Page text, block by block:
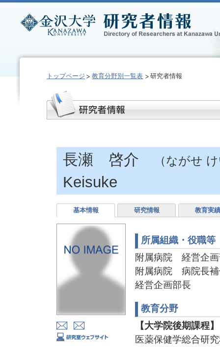
トップページ 教育分野別一覧表 研究者情報
長瀬 啓介 （ながせ
Keisuke
基本情報 研究情報 教育実績
所属組織・役職等
附属病院 経営企
附属病院 病院長
経営企画部長
教育分野
【大学院後期課程】
医薬保健学総合研